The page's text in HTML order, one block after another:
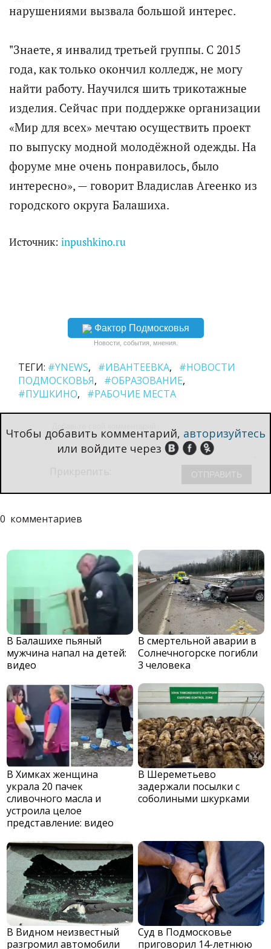
нарушениями вызвала большой интерес.
"Знаете, я инвалид третьей группы. С 2015
года, как только окончил колледж, не могу
найти работу. Научился шить трикотажные
изделия. Сейчас при поддержке организации
«Мир для всех» мечтаю осуществить проект
по выпуску модной молодёжной одежды. На
форуме мне очень понравилось, было
интересно», — говорит Владислав Агеенко из
городского округа Балашиха.
Источник: inpushkino.ru
Фактор Подмосковья
Новости, события, мнения.
ТЕГИ: #YNEWS #ИВАНТЕЕВКА
#НОВОСТИ
ПОДМОСКОВЬЯ
#ОБРАЗОВАНИЕ
#ПУШКИНО
#РАБОЧИЕ МЕСТА
Чтобы добавить комментарий, авторизуйтесь
или войдите через
0 комментариев
В Балашихе пьяный
мужчина напал на детей:
видео
В смертельной аварии в
Солнечногорске погибли
3 человека
В Химках женщина
украла 20 пачек
сливочного масла и
устроила целое
представление: видео
В Шереметьево
задержали посылки с
соболиными шкурками
В Видном неизвестный
разгромил автомобили
Суд в Подмосковье
приговорил 14-летнюю